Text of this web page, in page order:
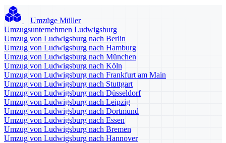
Umzüge Müller
Umzugsunternehmen Ludwigsburg
Umzug von Ludwigsburg nach Berlin
Umzug von Ludwigsburg nach Hamburg
Umzug von Ludwigsburg nach München
Umzug von Ludwigsburg nach Köln
Umzug von Ludwigsburg nach Frankfurt am Main
Umzug von Ludwigsburg nach Stuttgart
Umzug von Ludwigsburg nach Düsseldorf
Umzug von Ludwigsburg nach Leipzig
Umzug von Ludwigsburg nach Dortmund
Umzug von Ludwigsburg nach Essen
Umzug von Ludwigsburg nach Bremen
Umzug von Ludwigsburg nach Hannover